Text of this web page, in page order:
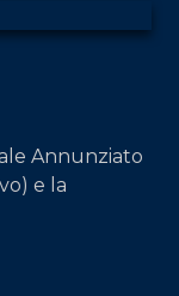
Annunziato
e la